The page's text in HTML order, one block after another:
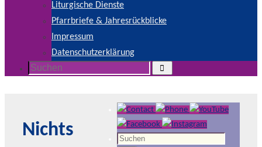
Liturgische Dienste
Pfarrbriefe & Jahresrückblicke
Impressum
Datenschutzerklärung
Suchen
Suchen
Nichts
Suchen